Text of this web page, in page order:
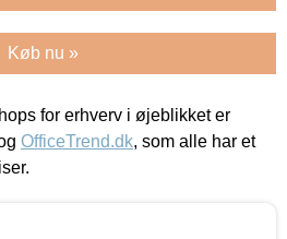
Køb nu »
for erhverv i øjeblikket er
OfficeTrend.dk, som alle har et